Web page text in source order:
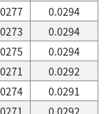
0.0294
0.0294
0.0294
0.0292
0.0291
0.0292